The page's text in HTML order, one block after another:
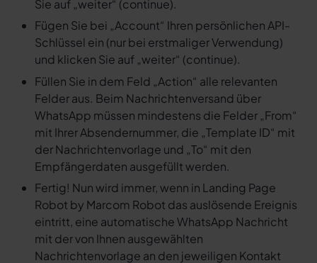
Sie auf „weiter“ (continue).
Fügen Sie bei „Account“ Ihren persönlichen API-
Schlüssel ein (nur bei erstmaliger Verwendung)
und klicken Sie auf „weiter“ (continue).
Füllen Sie in dem Feld „Action“ alle relevanten
Felder aus. Beim Nachrichtenversand über
WhatsApp müssen mindestens die Felder „From“
mit Ihrer Absendernummer, die „Template ID“ mit
der Nachrichtenvorlage und „To“ mit den
Empfängerdaten ausgefüllt werden.
Fertig! Nun wird immer, wenn in Landing Page
Robot by Marcom Robot das auslösende Ereignis
eintritt, eine automatische WhatsApp Nachricht
mit der von Ihnen ausgewählten
Nachrichtenvorlage an den jeweiligen Kontakt